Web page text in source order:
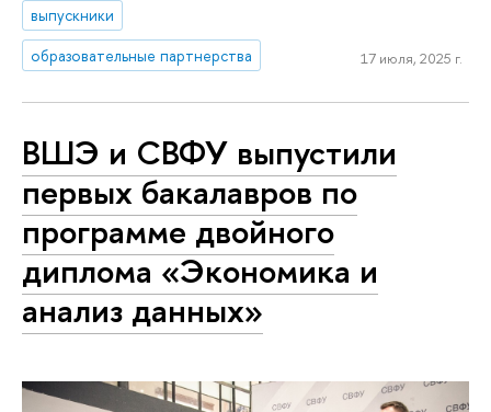
выпускники
образовательные партнерства
17 июля, 2025 г.
ВШЭ и СВФУ выпустили
первых бакалавров по
программе двойного
диплома «Экономика и
анализ данных»